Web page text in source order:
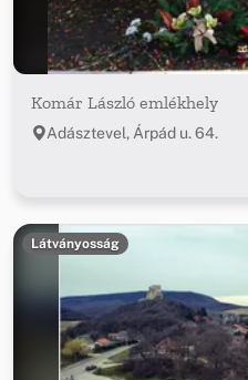
Komár László emlékhely
Adásztevel, Árpád u. 64.
Látványosság